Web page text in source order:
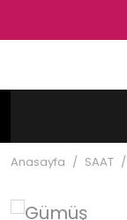
Anasayfa SAAT